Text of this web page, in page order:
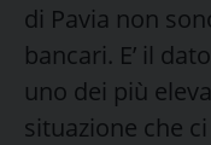
di Pavia non
bancari. E’ il
uno dei più
situazione che